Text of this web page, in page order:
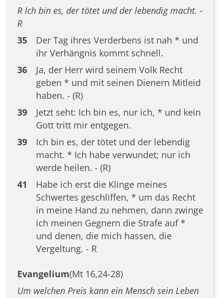
R Ich bin es, der tötet und der lebendig macht. -
R
35
Der Tag ihres Verderbens ist nah * und
ihr Verhängnis kommt schnell.
36
Ja, der Herr wird seinem Volk Recht
geben * und mit seinen Dienern Mitleid
haben. - (R)
39
Jetzt seht: Ich bin es, nur ich, * und kein
Gott tritt mir entgegen.
39
Ich bin es, der tötet und der lebendig
macht. * Ich habe verwundet; nur ich
werde heilen. - (R)
41
Habe ich erst die Klinge meines
Schwertes geschliffen, * um das Recht
in meine Hand zu nehmen, dann zwinge
ich meinen Gegnern die Strafe auf *
und denen, die mich hassen, die
Vergeltung. - R
Evangelium(Mt 16,24-28)
Um welchen Preis kann ein Mensch sein Leben